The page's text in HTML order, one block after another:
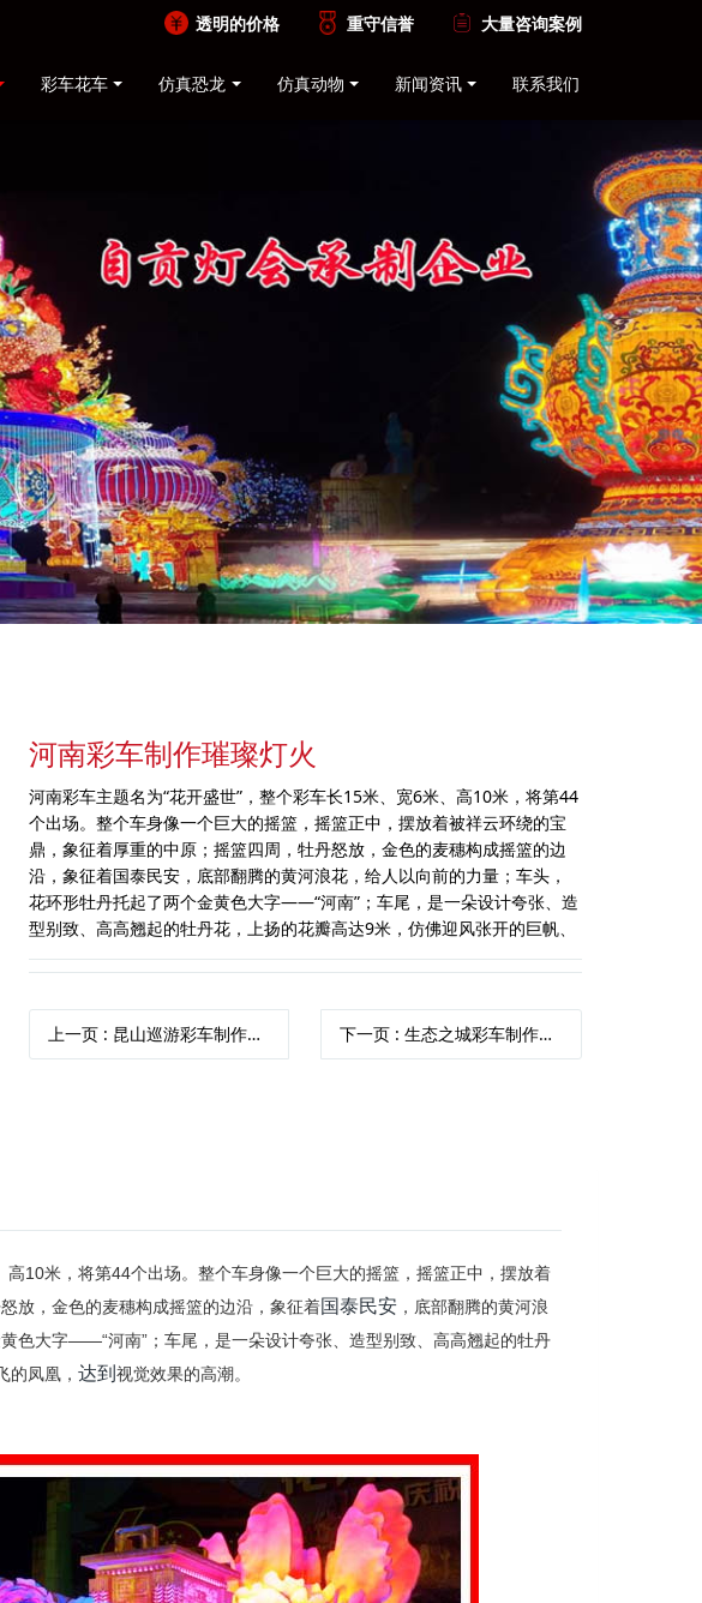
透明的价格 重守信誉 大量咨询案例
彩车花车 仿真恐龙 仿真动物 新闻资讯 联系我们
河南彩车制作璀璨灯火
河南彩车主题名为“花开盛世”，整个彩车长15米、宽6米、高10米，将第44
个出场。整个车身像一个巨大的摇篮，摇篮正中，摆放着被祥云环绕的宝
鼎，象征着厚重的中原；摇篮四周，牡丹怒放，金色的麦穗构成摇篮的边
沿，象征着国泰民安，底部翻腾的黄河浪花，给人以向前的力量；车头，
花环形牡丹托起了两个金黄色大字——“河南”；车尾，是一朵设计夸张、造
型别致、高高翘起的牡丹花，上扬的花瓣高达9米，仿佛迎风张开的巨帆、
上一页 : 昆山巡游彩车制作高超技艺 下一页 : 生态之城彩车制作绿色环保
10米，将第44个出场。整个车身像一个巨大的摇篮，摇篮正中，摆放着
放，金色的麦穗构成摇篮的边沿，象征着国泰民安，底部翻腾的黄河浪
色大字——“河南”；车尾，是一朵设计夸张、造型别致、高高翘起的牡丹
的凤凰， 达到视觉效果的高潮。